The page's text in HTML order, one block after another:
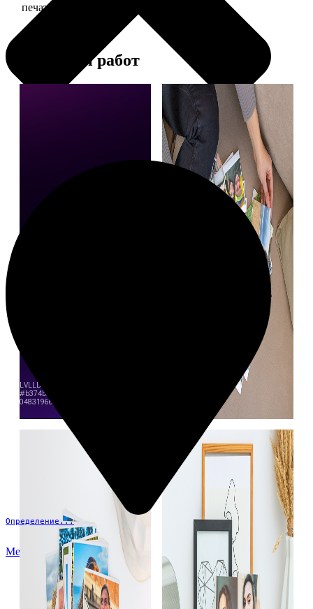
Определение...
Меню
печать фото 20х20
Примеры работ